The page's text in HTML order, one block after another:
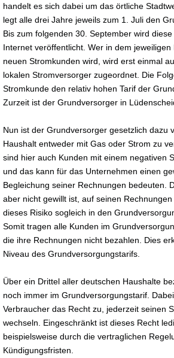
handelt es sich dabei um das örtliche
legt alle drei Jahre jeweils zum 1. Juli den
Bis zum folgenden 30. September wird
Internet veröffentlicht. Wer in dem jeweiligen
neuen Stromkunden wird, wird erst einmal
lokalen Stromversorger zugeordnet. Die
Stromkunde den relativ hohen Tarif der
Zurzeit ist der Grundversorger in
Nun ist der Grundversorger gesetzlich dazu
Haushalt entweder mit Gas oder Strom zu
sind hier auch Kunden mit einem negativen
und das kann für das Unternehmen einen
Begleichung seiner Rechnungen bedeuten.
aber nicht gewillt ist, auf seinen
dieses Risiko sogleich in den
Somit tragen alle Kunden im
die ihre Rechnungen nicht bezahlen. Dies
Niveau des Grundversorgungstarifs.
Über ein Drittel aller deutschen Haushalte
noch immer im Grundversorgungstarif.
Verbraucher das Recht zu, jederzeit seinen
wechseln. Eingeschränkt ist dieses Recht
beispielsweise durch die vertraglichen
Kündigungsfristen.